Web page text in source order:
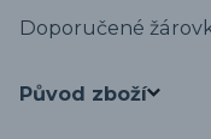
Doporučené
Původ zboží